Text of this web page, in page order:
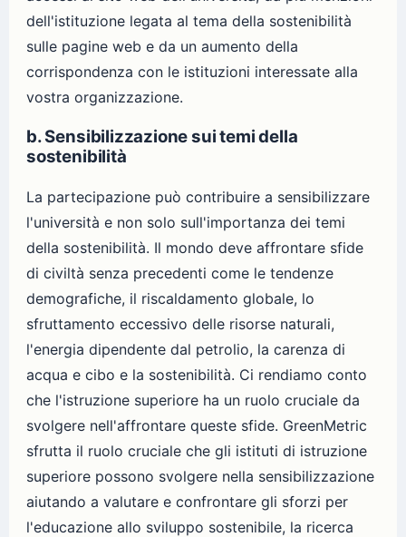
dell'istituzione legata al tema della sostenibilità
sulle pagine web e da un aumento della
corrispondenza con le istituzioni interessate alla
vostra organizzazione.
b. Sensibilizzazione sui temi della
sostenibilità
La partecipazione può contribuire a sensibilizzare
l'università e non solo sull'importanza dei temi
della sostenibilità. Il mondo deve affrontare sfide
di civiltà senza precedenti come le tendenze
demografiche, il riscaldamento globale, lo
sfruttamento eccessivo delle risorse naturali,
l'energia dipendente dal petrolio, la carenza di
acqua e cibo e la sostenibilità. Ci rendiamo conto
che l'istruzione superiore ha un ruolo cruciale da
svolgere nell'affrontare queste sfide. GreenMetric
sfrutta il ruolo cruciale che gli istituti di istruzione
superiore possono svolgere nella sensibilizzazione
aiutando a valutare e confrontare gli sforzi per
l'educazione allo sviluppo sostenibile, la ricerca